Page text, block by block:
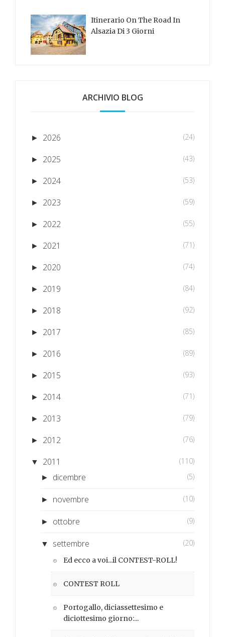
Itinerario On The Road In
Alsazia Di 3 Giorni
ARCHIVIO BLOG
► 2026 (24)
► 2025 (43)
► 2024 (53)
► 2023 (59)
► 2022 (55)
► 2021 (71)
► 2020 (74)
► 2019 (84)
► 2018 (92)
► 2017 (85)
► 2016 (89)
► 2015 (93)
► 2014 (71)
► 2013 (79)
► 2012 (76)
▼ 2011 (110)
► dicembre (5)
► novembre (10)
► ottobre (9)
▼ settembre (20)
Ed ecco a voi...il CONTEST-ROLL!
CONTEST ROLL
Portogallo, diciassettesimo e
diciottesimo giorno:...